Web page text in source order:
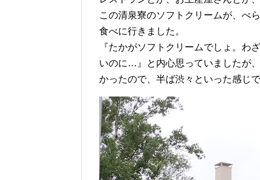
この清泉寮のソフトクリームが、べ
食べに行きました。
『たかがソフトクリームでしょ。わ
いのに…』と内心思っていましたが
かったので、半ば渋々といった感じ